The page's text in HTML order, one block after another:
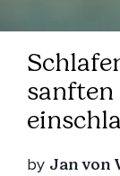
by Jan von